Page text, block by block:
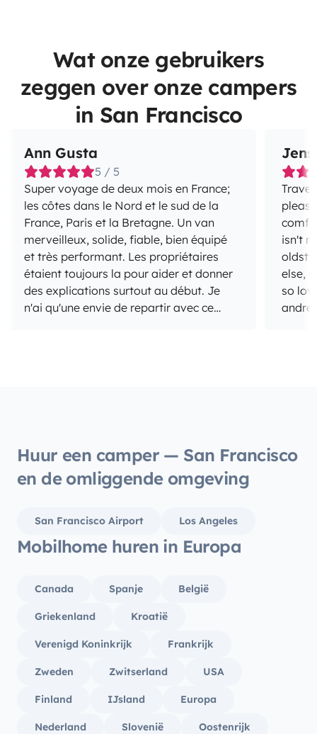
Wat onze gebruikers
zeggen over onze campers
in San Francisco
Ann Gusta
5 / 5
Super voyage de deux mois en France;
les côtes dans le Nord et le sud de la
France, Paris et la Bretagne. Un van
merveilleux, solide, fiable, bien équipé
et très performant. Les propriétaires
étaient toujours la pour aider et donner
des explications surtout au début. Je
n'ai qu'une envie de repartir avec ce
Jens
isn't
else,
so
Huur een camper — San Francisco
en de omliggende omgeving
San Francisco Airport Los Angeles
Mobilhome huren in Europa
Canada Spanje België
Griekenland Kroatië
Verenigd Koninkrijk Frankrijk
Zweden Zwitserland USA
Finland IJsland Europa
Nederland Slovenië Oostenrijk